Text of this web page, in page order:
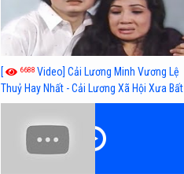
[ 6688 Video] Cải Lương Minh Vương Lệ
Thuỷ Hay Nhất - Cải Lương Xã Hội Xưa Bất
Hủ